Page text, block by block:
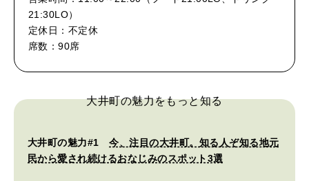
21:30LO）
定休日：不定休
席数：90席
大井町の魅力をもっと知る
大井町の魅力#1今、注目の大井町。知る人ぞ知る地元
民から愛され続けるおなじみのスポット3選